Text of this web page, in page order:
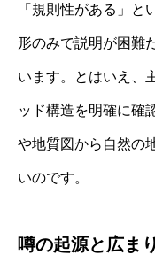
「規則性がある」
形のみで説明が困難
います。とはいえ、
ッド構造を明確に確
や地質図から自然の
いのです。
噂の起源と広まり